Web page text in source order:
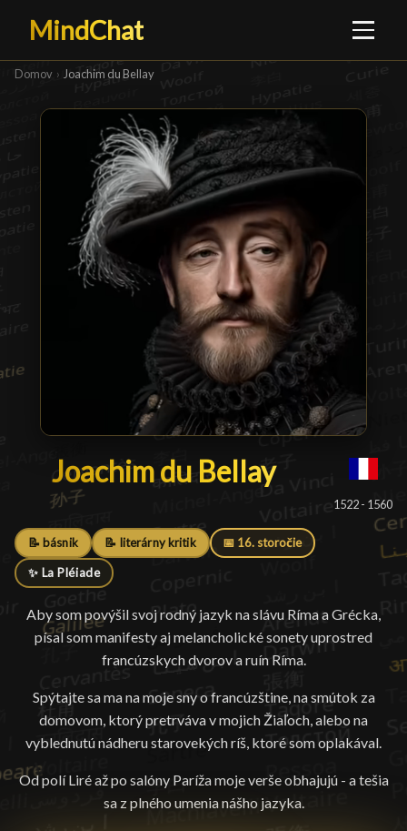
MindChat
Domov › Joachim du Bellay
Joachim du Bellay
Joachim du Bellay█
1522 - 1560
📝 básnik 📝 literárny kritik 📅 16. storočie
✨ La Pléiade
Aby som povýšil svoj rodný jazyk na slávu Ríma a Grécka,
písal som manifesty aj melancholické sonety uprostred
francúzskych dvorov a ruín Ríma.
Spýtajte sa ma na moje sny o francúzštine, na smútok za
domovom, ktorý pretrváva v mojich Žiaľoch, alebo na
vyblednutú nádheru starovekých ríš, ktoré som oplakával.
Od polí Liré až po salóny Paríža moje verše obhajujú - a tešia
sa z plného umenia nášho jazyka.